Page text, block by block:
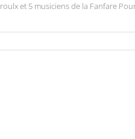
et 5 musiciens de la Fanfare